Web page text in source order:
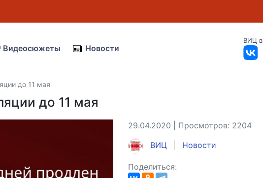
Видеосюжеты Новости
ВИЦ в
до 11 мая
до 11 мая
29.04.2020 | Просмотров: 2204
ВИЦ Новости
Поделиться: